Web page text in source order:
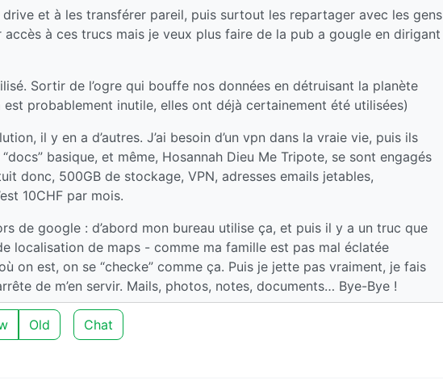
et à les transférer pareil, puis surtout les repartager avec les gens
accès à ces trucs mais je veux plus faire de la pub a gougle en dirigant
Sortir de l’ogre qui bouffe nos données en détruisant la planète
probablement inutile, elles ont déjà certainement été utilisées)
il y en a d’autres. J’ai besoin d’un vpn dans la vraie vie, puis ils
basique, et même, Hosannah Dieu Me Tripote, se sont engagés
donc, 500GB de stockage, VPN, adresses emails jetables,
10CHF par mois.
de google : d’abord mon bureau utilise ça, et puis il y a un truc que
localisation de maps - comme ma famille est pas mal éclatée
on est, on se “checke” comme ça. Puis je jette pas vraiment, je fais
de m’en servir. Mails, photos, notes, documents… Bye-Bye !
Old Chat